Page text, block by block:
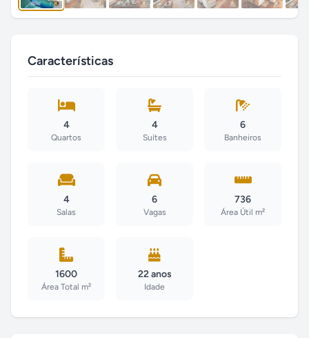
Características
4
Quartos
4
Suítes
6
Banheiros
4
Salas
6
Vagas
736
Área Útil m²
1600
Área Total m²
22 anos
Idade